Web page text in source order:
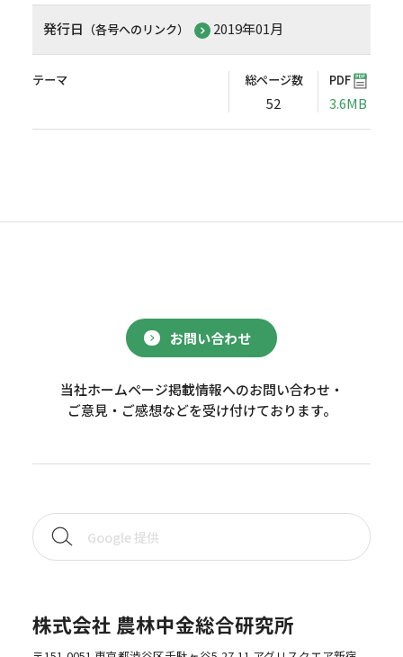
発行日 （各号へのリンク） 2019年01月
テーマ 総ページ数
52
PDF
3.6MB
お問い合わせ
当社ホームページ掲載情報へのお問い合わせ・
ご意見・ご感想などを受け付けております。
株式会社 農林中金総合研究所